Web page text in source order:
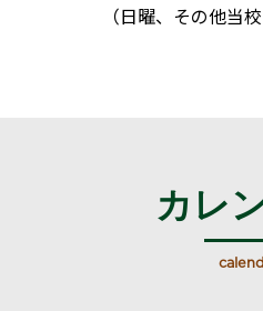
（日曜、その他当
カレ